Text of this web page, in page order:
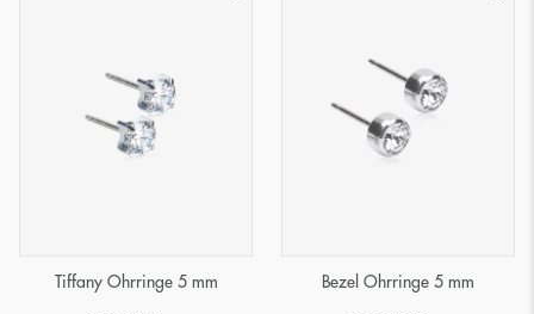
Tiffany Ohrringe 5 mm Bezel Ohrringe 5 mm